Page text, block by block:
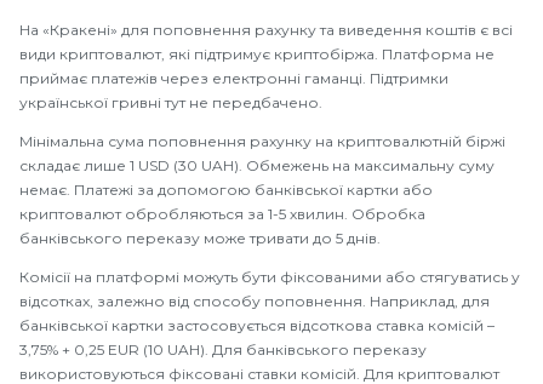
На «Кракені» для поповнення рахунку та виведення коштів є всі
види криптовалют, які підтримує криптобіржа. Платформа не
приймає платежів через електронні гаманці. Підтримки
української гривні тут не передбачено.
Мінімальна сума поповнення рахунку на криптовалютній біржі
складає лише 1 USD (30 UAH). Обмежень на максимальну суму
немає. Платежі за допомогою банківської картки або
криптовалют обробляються за 1-5 хвилин. Обробка
банківського переказу може тривати до 5 днів.
Комісії на платформі можуть бути фіксованими або стягуватись у
відсотках, залежно від способу поповнення. Наприклад, для
банківської картки застосовується відсоткова ставка комісій –
3,75% + 0,25 EUR (10 UAH). Для банківського переказу
використовуються фіксовані ставки комісій. Для криптовалют